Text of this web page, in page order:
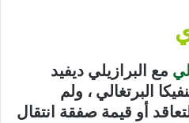
مع البرازيلي ديفيد
البرتغالي ، ولم
أو قيمة صفقة انتقال